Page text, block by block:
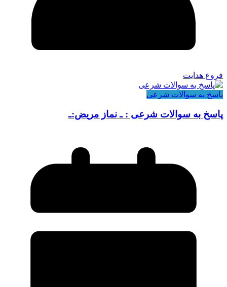
فروغ هدایت
پاسخ به سوالات شرعی
پاسخ به سوالات شرعی : ـ نماز مریض:ـ